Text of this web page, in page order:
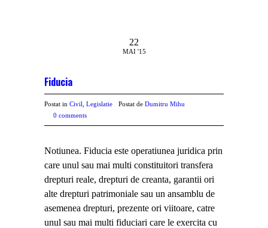
22
MAI '15
Fiducia
Postat in Civil Legislatie Postat de Dumitru Mihu
0 comments
Notiunea. Fiducia este operatiunea juridica prin
care unul sau mai multi constituitori transfera
drepturi reale, drepturi de creanta, garantii ori
alte drepturi patrimoniale sau un ansamblu de
asemenea drepturi, prezente ori viitoare, catre
unul sau mai multi fiduciari care le exercita cu